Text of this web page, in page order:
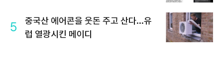
5
중국산 에어콘을 웃돈 주고 산다...유
럽 열광시킨 메이디